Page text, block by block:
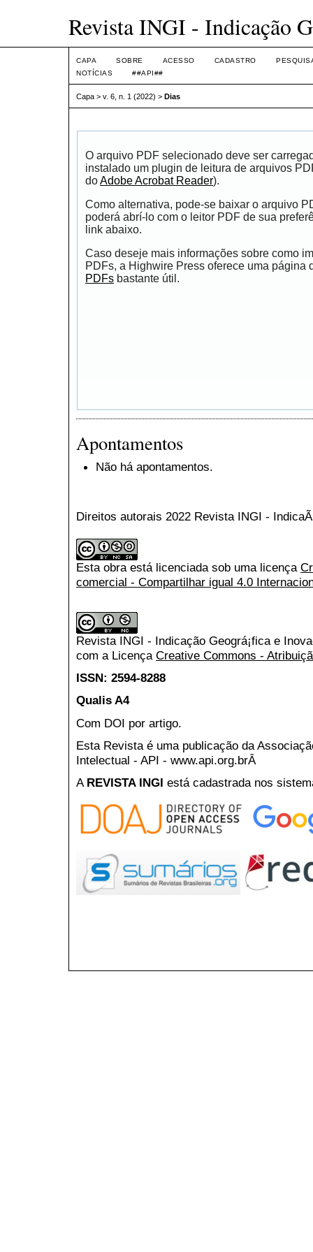
Revista INGI - Indicação
CAPA SOBRE ACESSO CADASTRO
NOTÍCIAS
##API##
Capa > v. 6, n. 1 (2022) > Dias
O arquivo PDF selecionado deve ser
instalado um plugin de leitura de arquivos
doAdobe Acrobat Reader).
Como alternativa, pode-se baixar o arquivo
poderá abrí-lo com o leitor PDF de sua
link abaixo.
Caso deseje mais informações sobre como
PDFs, a Highwire Press oferece uma página
PDFs bastante útil.
Apontamentos
Não há apontamentos.
Direitos autorais 2022 Revista INGI -
Esta obra está licenciada sob uma licença
comercial - Compartilhar igual 4.0
Revista INGI - Indicação Geográ¡fica e
com a Licença Creative Commons -
ISSN: 2594-8288
Qualis A4
Com DOI por artigo.
Esta Revista é uma publicação da
Intelectual - API - www.api.org.brÂ
A REVISTA INGI está cadastrada nos